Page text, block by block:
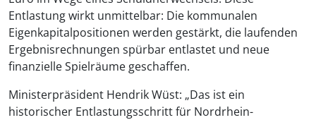
Entlastung wirkt unmittelbar: Die kommunalen
Eigenkapitalpositionen werden gestärkt, die laufenden
Ergebnisrechnungen spürbar entlastet und neue
finanzielle Spielräume geschaffen.
Ministerpräsident Hendrik Wüst: „Das ist ein
historischer Entlastungsschritt für Nordrhein-